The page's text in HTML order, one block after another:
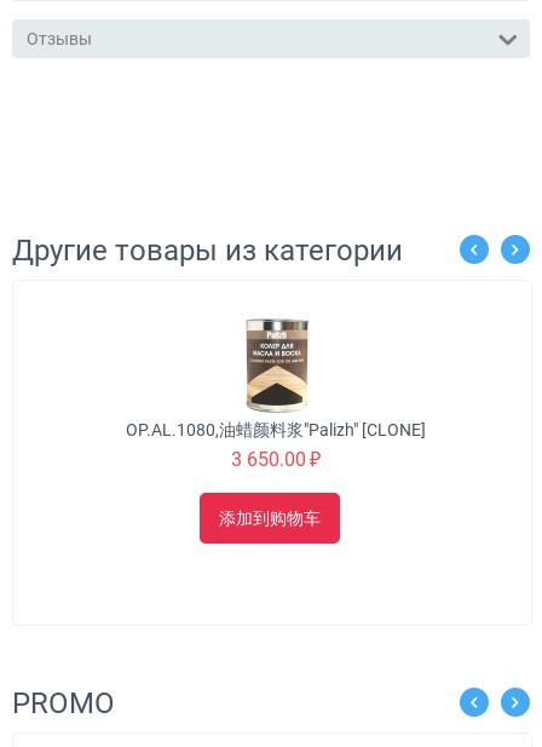
Отзывы
Другие товары из категории
OP.AL.1080,油蜡颜料浆"Palizh" [CLONE]
3 650.00 ₽
添加到购物车
PROMO